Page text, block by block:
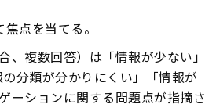
点を当てる。
複数回答）は「情報が少ない」
分類が分かりにくい」「情報が
ーションに関する問題点が指摘さ